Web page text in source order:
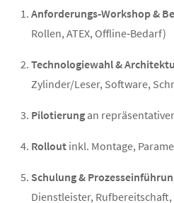
Anforderungs‑Workshop &
Rollen, ATEX, Offline‑Bedarf)
Technologiewahl &
Zylinder/Leser, Software,
Pilotierung an
Rollout inkl. Montage,
Schulung &
Dienstleister,